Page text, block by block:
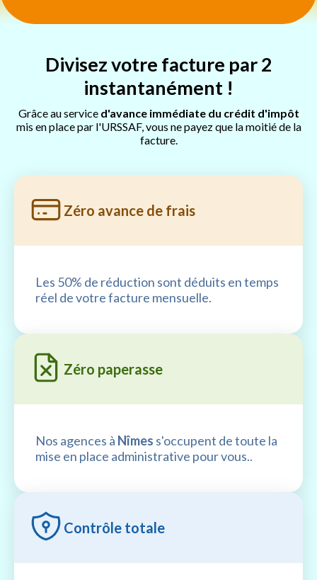
Divisez votre facture par 2
instantanément !
Grâce au service d'avance immédiate du crédit d'impôt
mis en place par l'URSSAF, vous ne payez que la moitié de la
facture.
Zéro avance de frais
Les 50% de réduction sont déduits en temps
réel de votre facture mensuelle.
Zéro paperasse
Nos agences à Nîmes s'occupent de toute la
mise en place administrative pour vous..
Contrôle totale